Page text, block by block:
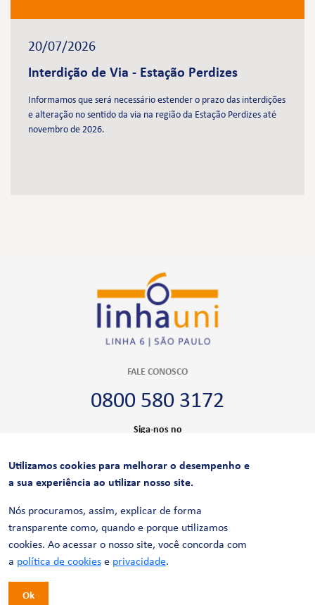
20/07/2026
Interdição de Via - Estação Perdizes
Informamos que será necessário estender o prazo das interdições
e alteração no sentido da via na região da Estação Perdizes até
novembro de 2026.
FALE CONOSCO
0800 580 3172
Siga-nos no
CERTIFICAÇÕES
Utilizamos cookies para melhorar o desempenho e
a sua experiência ao utilizar nosso site.
Nós procuramos, assim, explicar de forma
transparente como, quando e porque utilizamos
cookies. Ao acessar o nosso site, você concorda com
a política de cookies e privacidade.
Ok